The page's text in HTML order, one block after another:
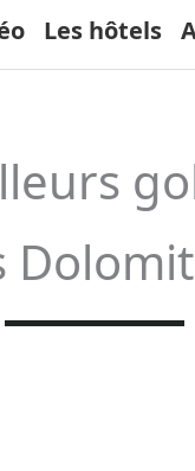
Les hôtels